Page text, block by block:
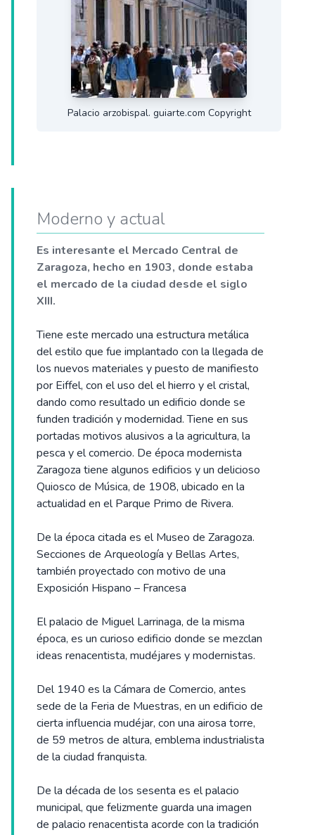
Palacio arzobispal. guiarte.com Copyright
Moderno y actual
Es interesante el Mercado Central de
Zaragoza, hecho en 1903, donde estaba
el mercado de la ciudad desde el siglo
XIII.
Tiene este mercado una estructura metálica
del estilo que fue implantado con la llegada de
los nuevos materiales y puesto de manifiesto
por Eiffel, con el uso del el hierro y el cristal,
dando como resultado un edificio donde se
funden tradición y modernidad. Tiene en sus
portadas motivos alusivos a la agricultura, la
pesca y el comercio. De época modernista
Zaragoza tiene algunos edificios y un delicioso
Quiosco de Música, de 1908, ubicado en la
actualidad en el Parque Primo de Rivera.
De la época citada es el Museo de Zaragoza.
Secciones de Arqueología y Bellas Artes,
también proyectado con motivo de una
Exposición Hispano – Francesa
El palacio de Miguel Larrinaga, de la misma
época, es un curioso edificio donde se mezclan
ideas renacentista, mudéjares y modernistas.
Del 1940 es la Cámara de Comercio, antes
sede de la Feria de Muestras, en un edificio de
cierta influencia mudéjar, con una airosa torre,
de 59 metros de altura, emblema industrialista
de la ciudad franquista.
De la década de los sesenta es el palacio
municipal, que felizmente guarda una imagen
de palacio renacentista acorde con la tradición